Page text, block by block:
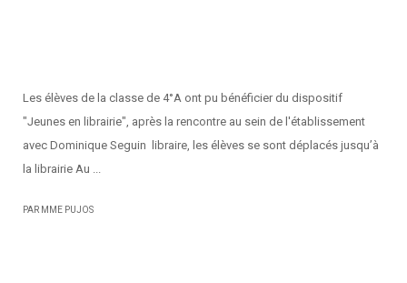
Les élèves de la classe de 4°A ont pu bénéficier du dispositif
"Jeunes en librairie", après la rencontre au sein de l'établissement
avec Dominique Seguin libraire, les élèves se sont déplacés jusqu’à
la librairie Au ...
PAR MME PUJOS